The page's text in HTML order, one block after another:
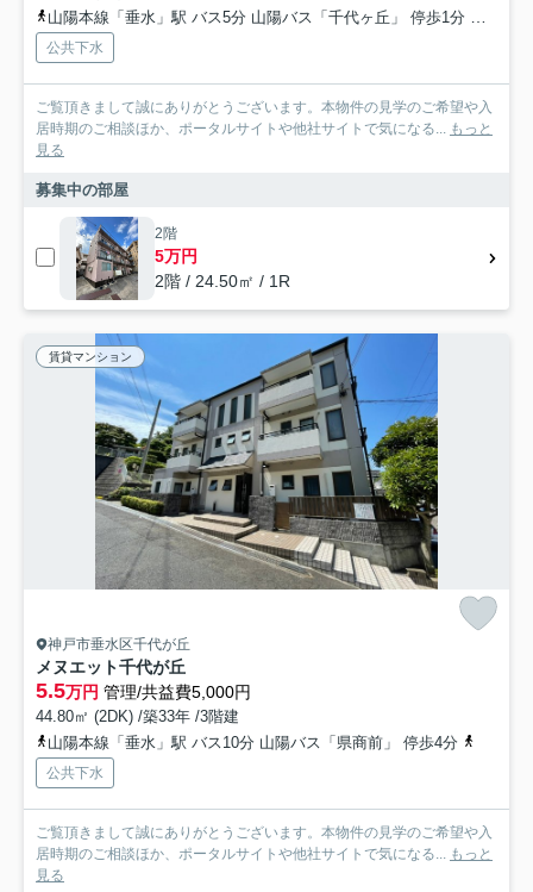
山陽本線「垂水」駅 バス5分 山陽バス「千代ヶ丘」 停歩1分
公共下水
ご覧頂きまして誠にありがとうございます。本物件の見学のご希望や入
居時期のご相談ほか、ポータルサイトや他社サイトで気になる...
もっと
見る
募集中の部屋
2階
5万円
2階 / 24.50㎡ / 1R
賃貸マンション
神戸市垂水区千代が丘
メヌエット千代が丘
5.5万円 管理/共益費5,000円
44.80㎡ (2DK) /築33年 /3階建
山陽本線「垂水」駅 バス10分 山陽バス「県商前」 停歩4分
公共下水
ご覧頂きまして誠にありがとうございます。本物件の見学のご希望や入
居時期のご相談ほか、ポータルサイトや他社サイトで気になる...
もっと
見る